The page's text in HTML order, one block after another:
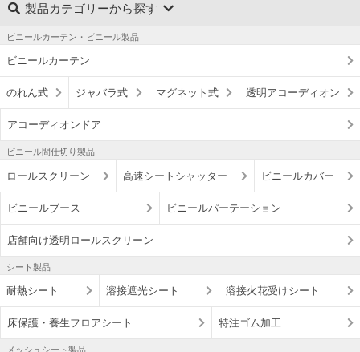
製品カテゴリーから探す
ビニールカーテン・ビニール製品
ビニールカーテン
のれん式 ジャバラ式 マグネット式 透明アコーディオン
アコーディオンドア
ビニール間仕切り製品
ロールスクリーン 高速シートシャッター ビニールカバー
ビニールブース ビニールパーテーション
店舗向け透明ロールスクリーン
シート製品
耐熱シート 溶接遮光シート 溶接火花受けシート
床保護・養生フロアシート 特注ゴム加工
メッシュシート製品